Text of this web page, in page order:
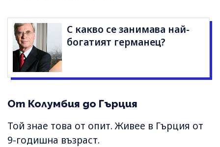
С какво се занимава най-
богатият германец?
От Колумбия до Гърция
Той знае това от опит. Живее в Гърция от
9-годишна възраст.